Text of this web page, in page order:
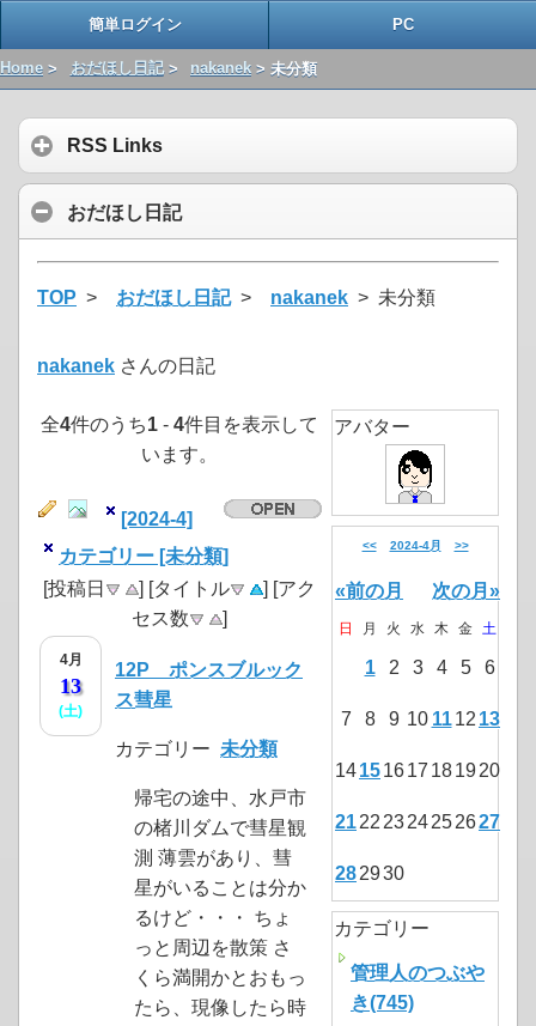
簡単ログイン PC
Home > おだほし日記> nakanek > 未分類
RSS Links
おだほし日記
TOP > おだほし日記> nakanek > 未分類
nakanek さんの日記
全4件のうち1 - 4件目を表示して
います。
[2024-4]
カテゴリー [未分類]
[投稿日
] [タイトル
] [アク
セス数
]
4月
13
(土)
12P ポンスブルック
ス彗星
カテゴリー 未分類
帰宅の途中、水戸市
の楮川ダムで彗星観
測 薄雲があり、彗
星がいることは分か
るけど・・・ ちょ
っと周辺を散策 さ
くら満開かとおもっ
たら、現像したら時
アバター
<< 2024-4月 >>
«前の月 次の月»
日 月 火 水 木 金 土
1 2 3 4 5 6
7 8 9 10 11 12 13
14151617 181920
2122 2324252627
282930
カテゴリー
管理人のつぶや
き(745)